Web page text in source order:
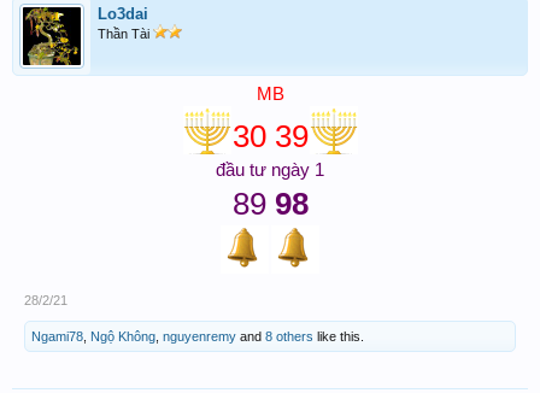
Lo3dai
Thần Tài
MB
30 39
đầu tư ngày 1
89 98
28/2/21
Ngami78 Ngộ Không nguyenremy and 8 others like this.